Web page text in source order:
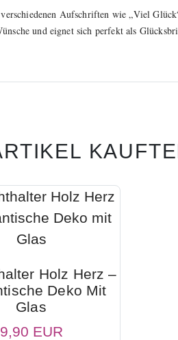
Aufschriften wie „Viel Glück
und eignet sich perfekt als
Holz Herz –
Deko Mit
Glas
9,90 EUR